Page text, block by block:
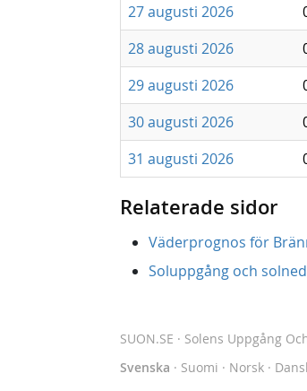
27 augusti 2026
28 augusti 2026
29 augusti 2026
30 augusti 2026
31 augusti 2026
Relaterade sidor
Väderprognos för
Soluppgång och
SUON.SE · Solens Uppgång
Svenska · Suomi · Norsk ·